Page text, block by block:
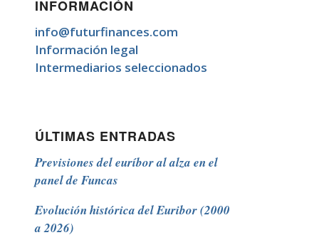
INFORMACIÓN
info@futurfinances.com
Información legal
Intermediarios seleccionados
ÚLTIMAS ENTRADAS
Previsiones del euríbor al alza en el
panel de Funcas
Evolución histórica del Euribor (2000
a 2026)